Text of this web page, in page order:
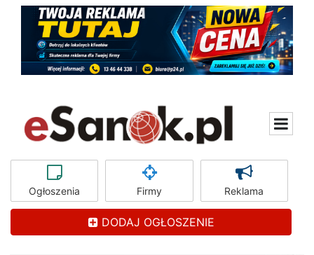
Ogłoszenia Firmy Reklama
DODAJ OGŁOSZENIE